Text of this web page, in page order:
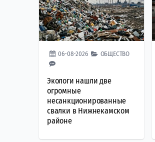
06-08-2026 ОБЩЕСТВО
Экологи нашли две
огромные
несанкционированные
свалки в Нижнекамском
районе